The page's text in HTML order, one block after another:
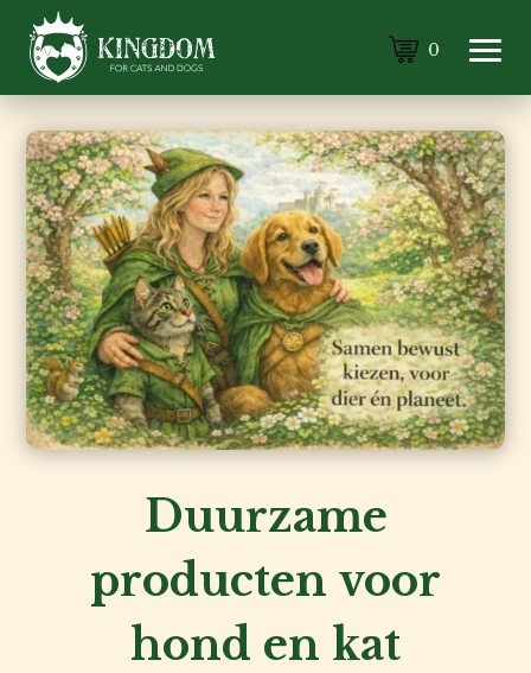
0
Duurzame
producten voor
hond en kat